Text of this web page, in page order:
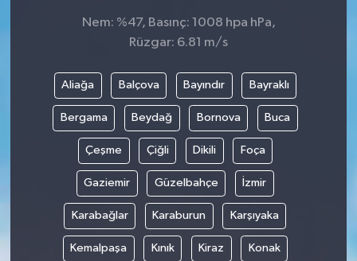
Nem: %47, Basınç: 1008 hpa hPa,
Rüzgar: 6.81 m/s
Aliağa Balçova Bayındır Bayraklı
Bergama Beydağ Bornova Buca
Çeşme Çiğli Dikili Foça
Gaziemir Güzelbahçe İzmir
Karabağlar Karaburun Karşıyaka
Kemalpaşa Kınık Kiraz Konak